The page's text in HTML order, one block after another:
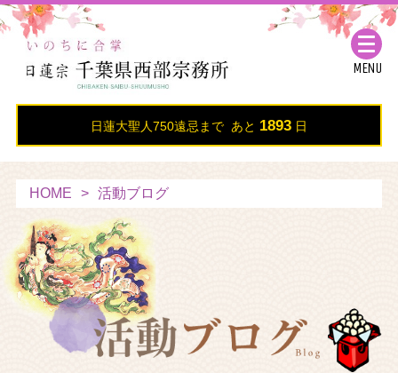
MENU
日蓮大聖人750遠忌まで あと 1893 日
HOME 活動ブログ